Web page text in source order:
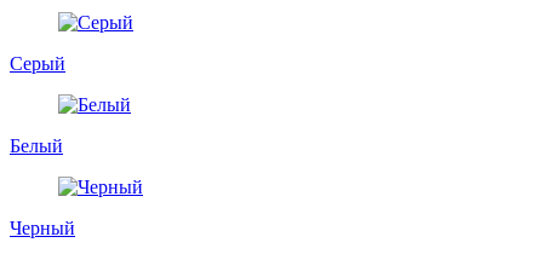
Серый
Белый
Черный